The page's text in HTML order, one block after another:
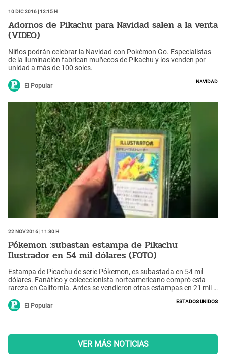
10 Dic 2016 | 12:15 h
Adornos de Pikachu para Navidad salen a la venta
(VIDEO)
Niños podrán celebrar la Navidad con Pokémon Go. Especialistas
de la iluminación fabrican muñecos de Pikachu y los venden por
unidad a más de 100 soles.
El Popular
Navidad
22 Nov 2016 | 11:30 h
Pókemon :subastan estampa de Pikachu
Ilustrador en 54 mil dólares (FOTO)
Estampa de Picachu de serie Pókemon, es subastada en 54 mil
dólares. Fanático y coleeccionista norteamericano compró esta
rareza en California. Antes se vendieron otras estampas en 21 mil y
El Popular
Estados Unidos
VER MÁS NOTICIAS